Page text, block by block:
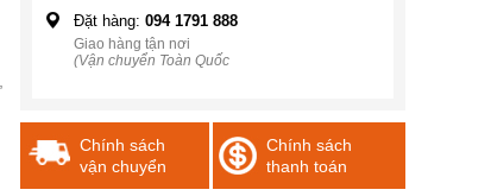
Đặt hàng: 094 1791 888
Giao hàng tận nơi
(Vận chuyển Toàn Quốc
Chính sách
vận chuyển
Chính sách
thanh toán